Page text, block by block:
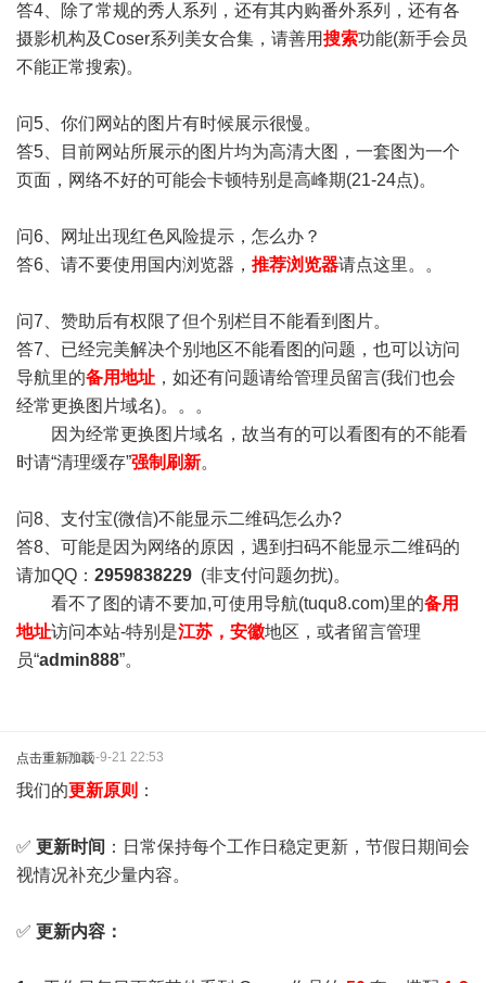
答4、除了常规的秀人系列，还有其内购番外系列，还有各
摄影机构及Coser系列美女合集，请善用搜索功能(新手会员
不能正常搜索)。
问5、你们网站的图片有时候展示很慢。
答5、目前网站所展示的图片均为高清大图，一套图为一个
页面，网络不好的可能会卡顿特别是高峰期(21-24点)。
问6、网址出现红色风险提示，怎么办？
答6、请不要使用国内浏览器， 推荐浏览器请点这里。。
问7、赞助后有权限了但个别栏目不能看到图片。
答7、已经完美解决个别地区不能看图的问题，也可以访问
导航里的备用地址 ，如还有问题请给管理员留言(我们也会
经常更换图片域名)。。。
因为经常更换图片域名，故当有的可以看图有的不能看
时请“清理缓存”强制刷新。
问8、支付宝(微信)不能显示二维码怎么办?
答8、可能是因为网络的原因，遇到扫码不能显示二维码的
请加QQ： 2959838229 (非支付问题勿扰)。
看不了图的请不要加,可使用导航(tuqu8.com)里的备用
地址访问本站-特别是江苏，安徽地区，或者留言管理
员“admin888”。
点击重新加载2025-9-21 22:53
我们的更新原则 ：
✅ 更新时间 ：日常保持每个工作日稳定更新，节假日期间会
视情况补充少量内容。
✅ 更新内容：